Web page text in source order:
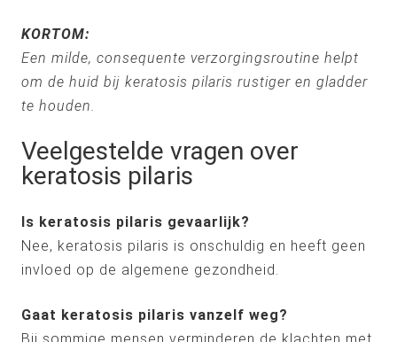
KORTOM:
Een milde, consequente verzorgingsroutine helpt
om de huid bij keratosis pilaris rustiger en gladder
te houden.
Veelgestelde vragen over
keratosis pilaris
Is keratosis pilaris gevaarlijk?
Nee, keratosis pilaris is onschuldig en heeft geen
invloed op de algemene gezondheid.
Gaat keratosis pilaris vanzelf weg?